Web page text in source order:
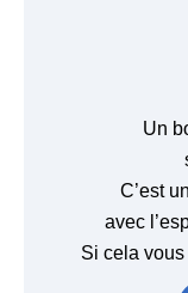
Un
C’est
avec
Si cela